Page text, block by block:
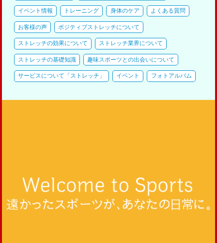
イベント情報 トレーニング 身体のケア よくある質問
お客様の声 ポジティブストレッチについて
ストレッチの効果について ストレッチ業界について
ストレッチの基礎知識 趣味スポーツとの出会いについて
サービスについて「ストレッチ」 イベント フォトアルバム